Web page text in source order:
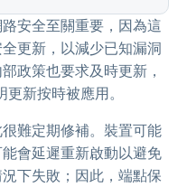
安全至關重要，因為這
更新，以減少已知漏洞
政策也要求及時更新，
新按時被應用。
難定期修補。裝置可能
會延遲重新啟動以避免
下失敗；因此，端點保